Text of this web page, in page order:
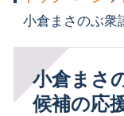
小倉まさのぶ衆議院議員
候補の応